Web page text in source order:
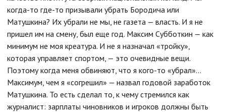
когда-то где-то призывали убрать Бородича или
Матушкина? Их убрали не мы, не газета — власть. И я не
пришел им на смену, был еще год. Максим Субботкин — как
минимум не моя креатура. И не я назначал «тройку»,
которая управляет спортом, — это очевидные вещи.
Поэтому когда меня обвиняют, что я кого-то «убрал»...
Максимум, чем я «согрешил» — назвал годовой заработок
Матушкина. То есть сделал то, к чему стремился как
журналист: зарплаты чиновников и игроков должны быть